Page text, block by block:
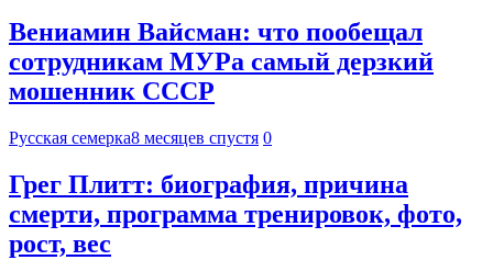
Вениамин Вайсман: что пообещал
сотрудникам МУРа самый дерзкий
мошенник СССР
Русская семерка8 месяцев спустя 0
Грег Плитт: биография, причина
смерти, программа тренировок, фото,
рост, вес